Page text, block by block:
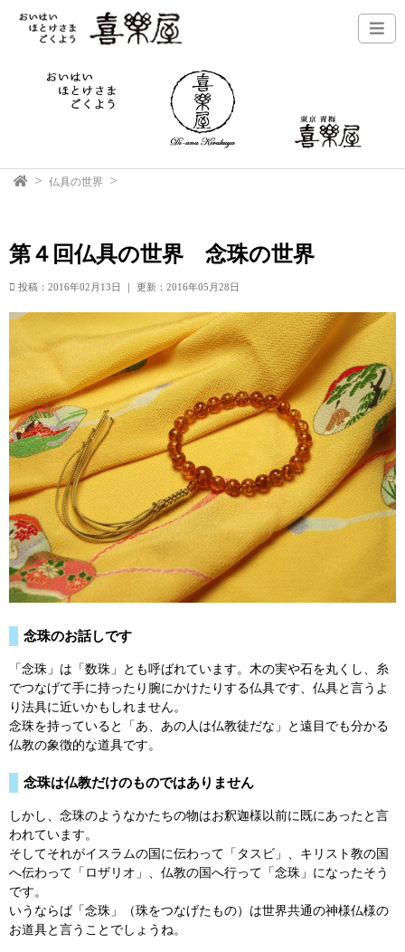
仏具の世界
第４回仏具の世界 念珠の世界
投稿：2016年02月13日 ｜ 更新：2016年05月28日
念珠のお話しです
「念珠」は「数珠」とも呼ばれています。木の実や石を丸くし、糸
でつなげて手に持ったり腕にかけたりする仏具です、仏具と言うよ
り法具に近いかもしれません。
念珠を持っていると「あ、あの人は仏教徒だな」と遠目でも分かる
仏教の象徴的な道具です。
念珠は仏教だけのものではありません
しかし、念珠のようなかたちの物はお釈迦様以前に既にあったと言
われています。
そしてそれがイスラムの国に伝わって「タスビ」、キリスト教の国
へ伝わって「ロザリオ」、仏教の国へ行って「念珠」になったそう
です。
いうならば「念珠」（珠をつなげたもの）は世界共通の神様仏様の
お道具と言うことでしょうね。